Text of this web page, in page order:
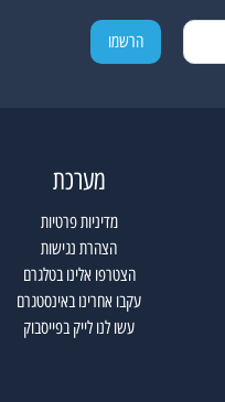
מערכת
מדיניות פרטיות
הצהרת נגישות
הצטרפו אלינו בטלגרם
עקבו אחרינו באינסטגרם
עשו לנו לייק בפייסבוק